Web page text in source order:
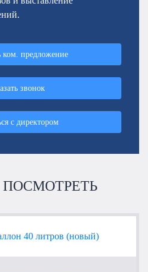
ком. предложение
звонок
с директором